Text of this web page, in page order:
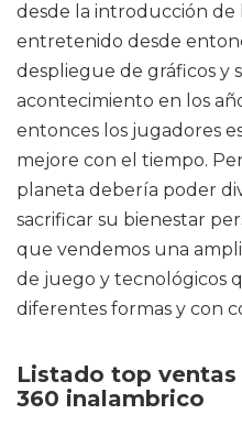
desde la introducción de
entretenido desde
despliegue de gráficos y
acontecimiento en los
entonces los jugadores
mejore con el tiempo.
planeta debería poder
sacrificar su bienestar
que vendemos una
de juego y tecnológicos
diferentes formas y con
Listado top
360 inalambrico